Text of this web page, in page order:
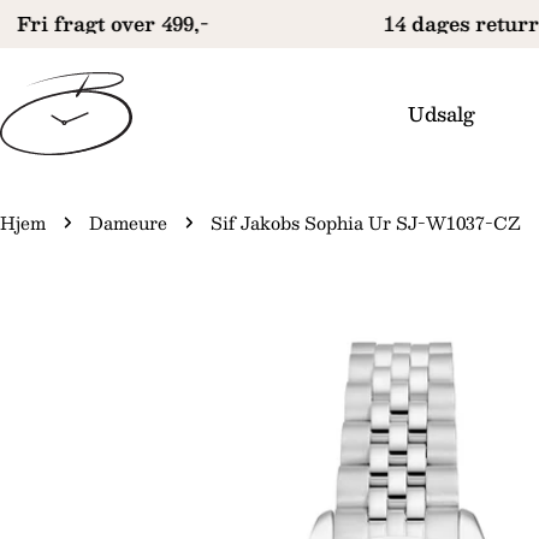
Gå
indhold
Fri fragt over 499,- 14 dages
Udsalg
Hjem Dameure Sif Jakobs Sophia Ur SJ-W1037-CZ